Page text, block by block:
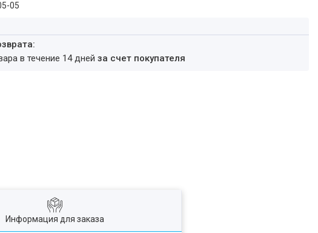
05
в течение 14 днейза счет покупателя
Информация для заказа